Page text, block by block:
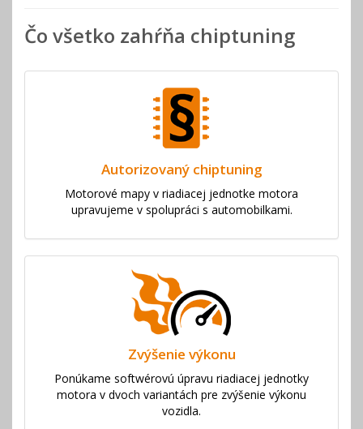
Čo všetko zahŕňa chiptuning
Autorizovaný chiptuning
Motorové mapy v riadiacej jednotke motora
upravujeme v spolupráci s automobilkami.
Zvýšenie výkonu
Ponúkame softwérovú úpravu riadiacej jednotky
motora v dvoch variantách pre zvýšenie výkonu
vozidla.